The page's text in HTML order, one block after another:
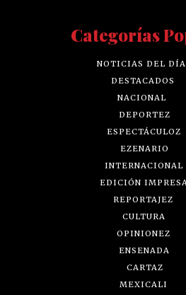
Categorías
NOTICIAS DEL DÍA
DESTACADOS
NACIONAL
DEPORTEZ
ESPECTÁCULOZ
EZENARIO
INTERNACIONAL
EDICIÓN
REPORTAJEZ
CULTURA
OPINIONEZ
ENSENADA
CARTAZ
MEXICALI